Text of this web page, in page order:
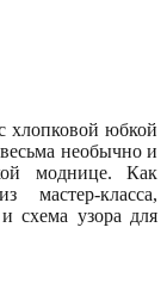
хлопковой юбкой
необычно и
моднице. Как
мастер-класса,
схема узора для